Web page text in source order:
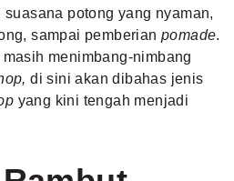
potong yang nyaman,
sampai pemberian pomade.
menimbang-nimbang
di sini akan dibahas jenis
yang kini tengah menjadi